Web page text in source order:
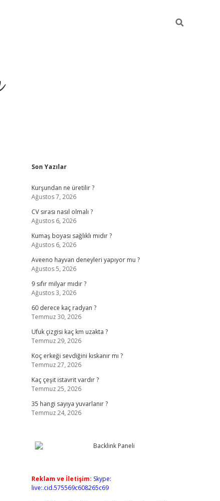
Sidebar
Son Yazılar
Kurşundan ne üretilir ?
Ağustos 7, 2026
CV sırası nasıl olmalı ?
Ağustos 6, 2026
Kumaş boyası sağlıklı mıdır ?
Ağustos 6, 2026
Aveeno hayvan deneyleri yapıyor mu ?
Ağustos 5, 2026
9 sıfır milyar mıdır ?
Ağustos 3, 2026
60 derece kaç radyan ?
Temmuz 30, 2026
Ufuk çizgisi kaç km uzakta ?
Temmuz 29, 2026
Koç erkeği sevdiğini kıskanır mı ?
Temmuz 27, 2026
Kaç çeşit istavrit vardır ?
Temmuz 25, 2026
35 hangi sayıya yuvarlanır ?
Temmuz 24, 2026
Reklam ve İletişim: Skype:
live:.cid.575569c608265c69